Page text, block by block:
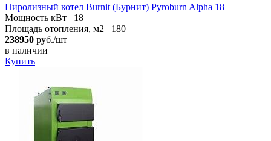
Пиролизный котел Burnit (Бурнит) Pyroburn Alpha 18
Мощность кВт
18
Площадь отопления, м2
180
238950 руб./шт
в наличии
Купить